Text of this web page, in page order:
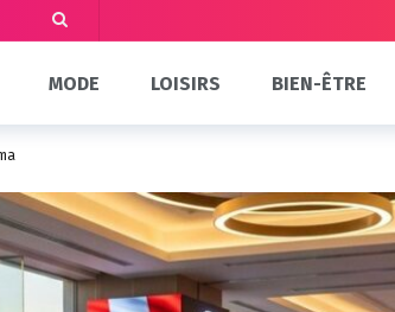
MODE LOISIRS BIEN-ÊTRE